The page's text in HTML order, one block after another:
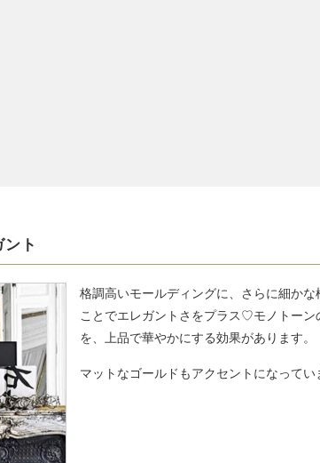
ト
格調高いモールディングに、さらに細かな
ことでエレガントさをプラス♡モノトーン
を、上品で華やかにする効果があります。
マットなゴールドもアクセントになってい